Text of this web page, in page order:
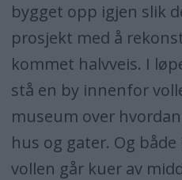
bygget opp igjen slik
prosjekt med å
kommet halvveis. I
stå en by innenfor
museum over
hus og gater. Og
vollen går kuer av